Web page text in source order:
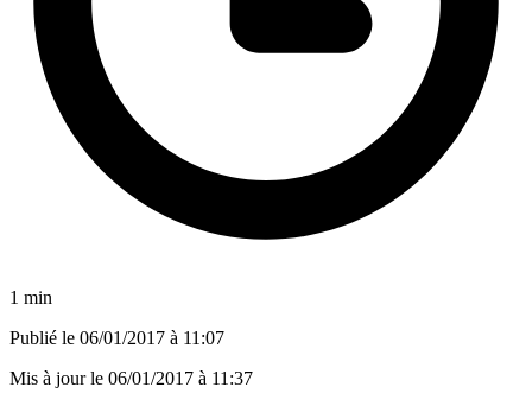
1 min
Publié le 06/01/2017 à 11:07
Mis à jour le 06/01/2017 à 11:37